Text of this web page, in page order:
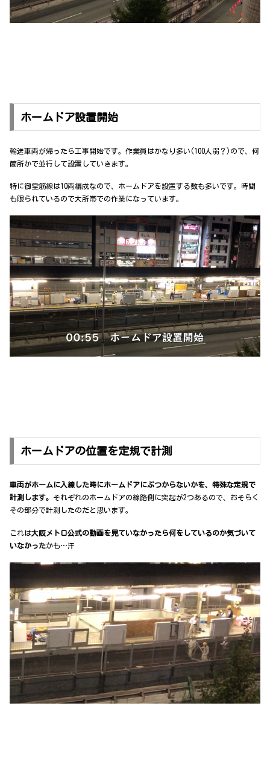
ホームドア設置開始
輸送車両が帰ったら工事開始です。作業員はかなり多い(100人弱？)ので、何
箇所かで並行して設置していきます。
特に御堂筋線は10両編成なので、ホームドアを設置する数も多いです。時間
も限られているので大所帯での作業になっています。
ホームドアの位置を定規で計測
車両がホームに入線した時にホームドアにぶつからないかを、特殊な定規で
計測します。 それぞれのホームドアの線路側に突起が2つあるので、おそらく
その部分で計測したのだと思います。
これは大阪メトロ公式の動画を見ていなかったら何をしているのか気づいて
いなかったかも…汗